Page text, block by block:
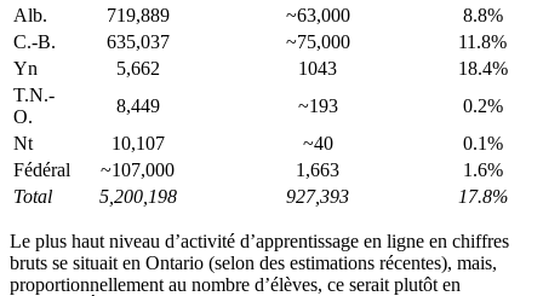
Alb.
719,889 ~63,000
8.8%
C.-B.
635,037 ~75,000
11.8%
Yn
5,662 1043
18.4%
T.N.-
O.
8,449 ~193
0.2%
Nt
10,107 ~40
0.1%
Fédéral
~107,000 1,663
1.6%
Total
5,200,198 927,393 17.8%
Le plus haut niveau d’activité d’apprentissage en ligne en chiffres
bruts se situait en Ontario (selon des estimations récentes), mais,
proportionnellement au nombre d’élèves, ce serait plutôt en